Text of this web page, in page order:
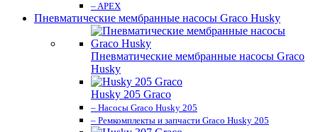
– APEX
Пневматические мембранные насосы Graco Husky
Пневматические мембранные насосы Graco
Husky
Husky 205 Graco
– Насосы Graco Husky 205
– Ремкомплекты и запчасти Graco Husky 205